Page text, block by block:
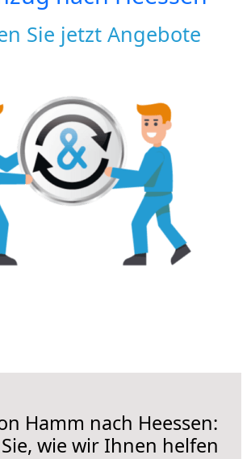
Sie jetzt Angebote
Hamm nach Heessen:
wie wir Ihnen helfen